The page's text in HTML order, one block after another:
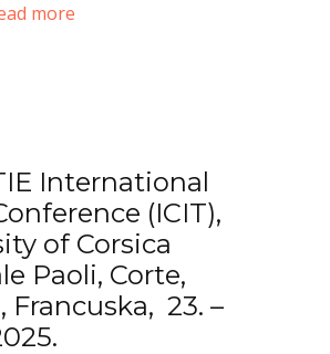
more
International
(ICIT),
of Corsica
Paoli, Corte,
Francuska, 23. –